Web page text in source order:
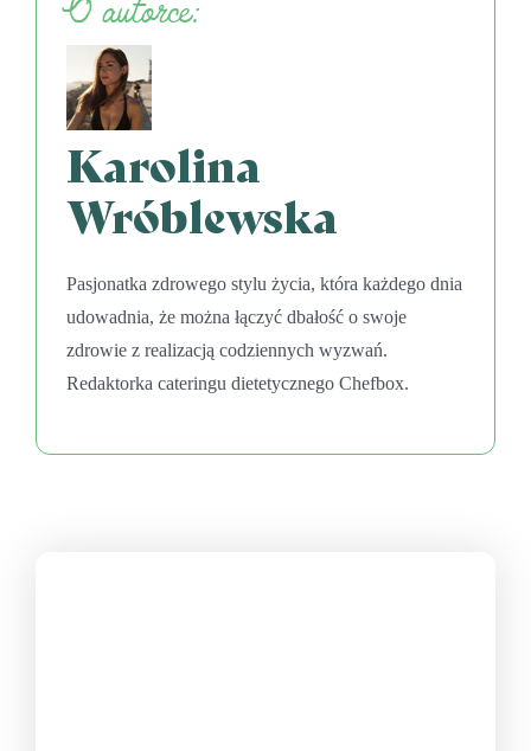
Karolina
Wróblewska
Pasjonatka zdrowego stylu życia, która każdego dnia
udowadnia, że można łączyć dbałość o swoje
zdrowie z realizacją codziennych wyzwań.
Redaktorka cateringu dietetycznego Chefbox.